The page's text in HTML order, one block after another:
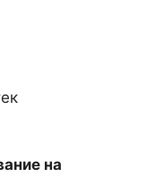
на